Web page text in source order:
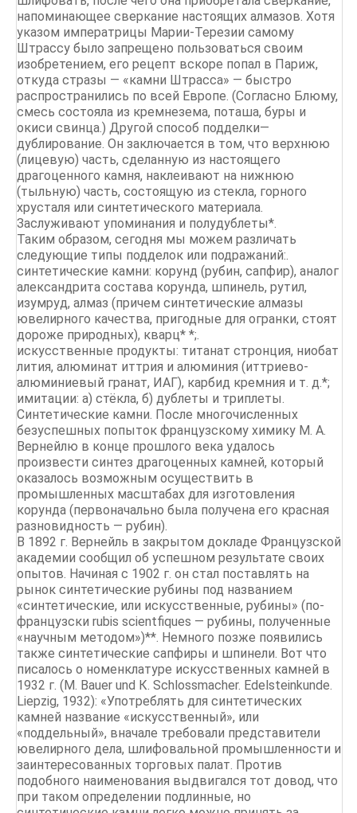
напоминающее сверкание настоящих алмазов. Хотя
указом императрицы Марии-Терезии самому
Штрассу было запрещено пользоваться своим
изобретением, его рецепт вскоре попал в Париж,
откуда стразы — «камни Штрасса» — быстро
распространились по всей Европе. (Согласно Блюму,
смесь состояла из кремнезема, поташа, буры и
окиси свинца.) Другой способ подделки—
дублирование. Он заключается в том, что верхнюю
(лицевую) часть, сделанную из настоящего
драгоценного камня, наклеивают на нижнюю
(тыльную) часть, состоящую из стекла, горного
хрусталя или синтетического материала.
Заслуживают упоминания и полудублеты*.
Таким образом, сегодня мы можем различать
следующие типы подделок или подражаний:.
синтетические камни: корунд (рубин, сапфир), аналог
александрита состава корунда, шпинель, рутил,
изумруд, алмаз (причем синтетические алмазы
ювелирного качества, пригодные для огранки, стоят
дороже природных), кварц* *;.
искусственные продукты: титанат стронция, ниобат
лития, алюминат иттрия и алюминия (иттриево-
алюминиевый гранат, ИАГ), карбид кремния и т. д.*;
имитации: а) стёкла, б) дублеты и триплеты.
Синтетические камни. После многочисленных
безуспешных попыток французскому химику М. А.
Вернейлю в конце прошлого века удалось
произвести синтез драгоценных камней, который
оказалось возможным осуществить в
промышленных масштабах для изготовления
корунда (первоначально была получена его красная
разновидность — рубин).
В 1892 г. Вернейль в закрытом докладе Французской
академии сообщил об успешном результате своих
опытов. Начиная с 1902 г. он стал поставлять на
рынок синтетические рубины под названием
«синтетические, или искусственные, рубины» (по-
французски rubis scientfiques — рубины, полученные
«научным методом»)**. Немного позже появились
также синтетические сапфиры и шпинели. Вот что
писалось о номенклатуре искусственных камней в
1932 г. (М. Bauer und К. Schlossmacher. Edelsteinkunde.
Liepzig, 1932): «Употреблять для синтетических
камней название «искусственный», или
«поддельный», вначале требовали представители
ювелирного дела, шлифовальной промышленности и
заинтересованных торговых палат. Против
подобного наименования выдвигался тот довод, что
при таком определении подлинные, но